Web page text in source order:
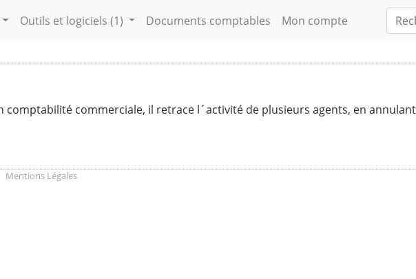
Outils et logiciels (1) Documents comptables Mon compte
commerciale, il retrace l´activité de plusieurs agents, en
Mentions Légales